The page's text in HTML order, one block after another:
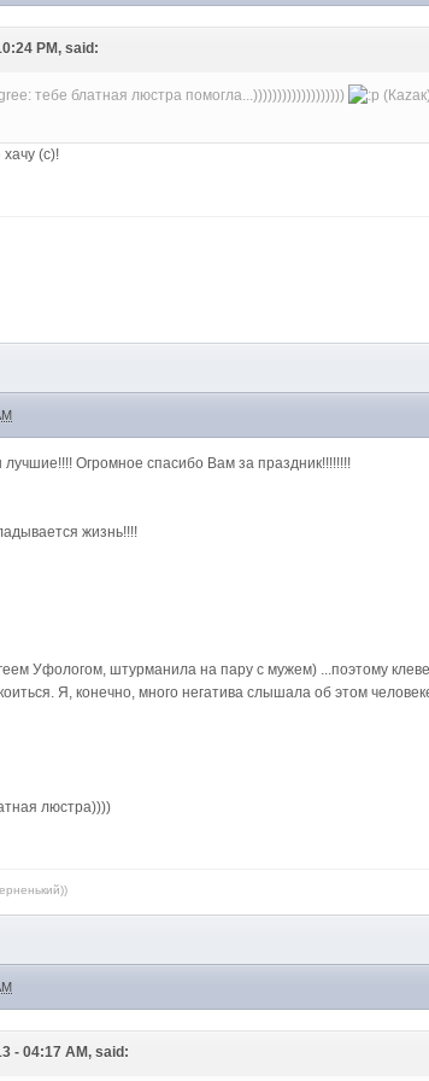
PM, said:
тебе блатная люстра помогла...)))))))))))))))))))
(Каzак)
(с)!
Огромное спасибо Вам за праздник!!!!!!!!
жизнь!!!!
Уфологом, штурманила на пару с мужем) ...поэтому
Я, конечно, много негатива слышала об этом
люстра))))
- 04:17 AM, said: